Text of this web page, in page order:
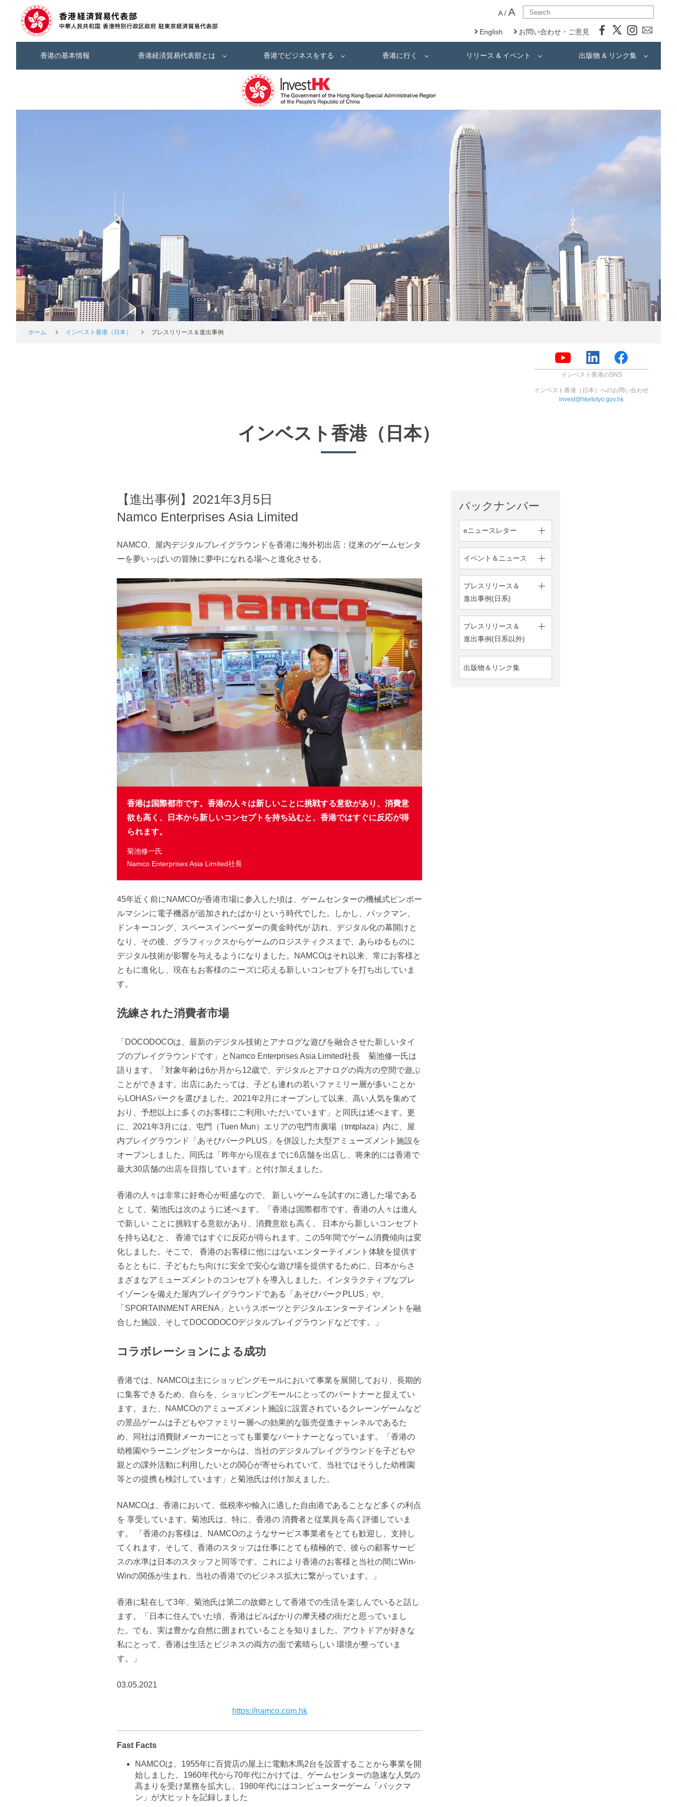
A/ A
English お問い合わせ・ご意見
香港の基本情報 香港経済貿易代表部とは 香港でビジネスをする 香港に行く リリース & イベント 出版物 & リンク集
ホーム インベスト香港（日本） プレスリリース＆進出事例
インベスト香港のSNS
インベスト香港（日本）へのお問い合わせ
invest@hketotyo.gov.hk
インベスト香港（日本）
バックナンバー
eニュースレター
イベント＆ニュース
プレスリリース＆
進出事例(日系)
プレスリリース＆
進出事例(日系以外)
出版物＆リンク集
【進出事例】2021年3月5日
Namco Enterprises Asia Limited
NAMCO、屋内デジタルプレイグラウンドを香港に海外初出店：従来のゲームセンタ
ーを夢いっぱいの冒険に夢中になれる場へと進化させる。
香港は国際都市です。香港の人々は新しいことに挑戦する意欲があり、消費意
欲も高く、日本から新しいコンセプトを持ち込むと、香港ではすぐに反応が得
られます。
菊池修一氏
Namco Enterprises Asia Limited社長
45年近く前にNAMCOが香港市場に参入した頃は、ゲームセンターの機械式ピンボー
ルマシンに電子機器が追加されたばかりという時代でした。しかし、パックマン、
ドンキーコング、スペースインベーダーの黄金時代が 訪れ、デジタル化の幕開けと
なり、その後、グラフィックスからゲームのロジスティクスまで、あらゆるものに
デジタル技術が影響を与えるようになりました。NAMCOはそれ以来、常にお客様と
ともに進化し、現在もお客様のニーズに応える新しいコンセプトを打ち出していま
す。
洗練された消費者市場
「DOCODOCOは、最新のデジタル技術とアナログな遊びを融合させた新しいタイ
プのプレイグラウンドです」とNamco Enterprises Asia Limited社長 菊池修一氏は
語ります。「対象年齢は6か月から12歳で、デジタルとアナログの両方の空間で遊ぶ
ことができます。出店にあたっては、子ども連れの若いファミリー層が多いことか
らLOHASパークを選びました。2021年2月にオープンして以来、高い人気を集めて
おり、予想以上に多くのお客様にご利用いただいています」と同氏は述べます。更
に、2021年3月には、屯門（Tuen Mun）エリアの屯門市廣場（tmtplaza）内に、屋
内プレイグラウンド「あそびパークPLUS」を併設した大型アミューズメント施設を
オープンしました。同氏は「昨年から現在までに6店舗を出店し、将来的には香港で
最大30店舗の出店を目指しています」と付け加えました。
香港の人々は非常に好奇心が旺盛なので、 新しいゲームを試すのに適した場である
と して、菊池氏は次のように述べます。「香港は国際都市です。香港の人々は進ん
で新しい ことに挑戦する意欲があり、消費意欲も高く、 日本から新しいコンセプト
を持ち込むと、 香港ではすぐに反応が得られます。この5年間でゲーム消費傾向は変
化しました。そこで、 香港のお客様に他にはないエンターテイメント体験を提供す
るとともに、子どもたち向けに安全で安心な遊び場を提供するために、日本からさ
まざまなアミューズメントのコンセプトを導入しました。インタラクティブなプレ
イゾーンを備えた屋内プレイグラウンドである「あそびパークPLUS」や、
「SPORTAINMENT ARENA」というスポーツとデジタルエンターテインメントを融
合した施設、そしてDOCODOCOデジタルプレイグラウンドなどです。」
コラボレーションによる成功
香港では、NAMCOは主にショッピングモールにおいて事業を展開しており、長期的
に集客できるため、自らを、ショッピングモールにとってのパートナーと捉えてい
ます。また、NAMCOのアミューズメント施設に設置されているクレーンゲームなど
の景品ゲームは子どもやファミリー層への効果的な販売促進チャンネルであるた
め、同社は消費財メーカーにとっても重要なパートナーとなっています。「香港の
幼稚園やラーニングセンターからは、当社のデジタルプレイグラウンドを子どもや
親との課外活動に利用したいとの関心が寄せられていて、当社ではそうした幼稚園
等との提携も検討しています」と菊池氏は付け加えました。
NAMCOは、香港において、低税率や輸入に適した自由港であることなど多くの利点
を 享受しています。菊池氏は、特に、香港の 消費者と従業員を高く評価していま
す。 「香港のお客様は、NAMCOのようなサービス事業者をとても歓迎し、支持し
てくれます。そして、香港のスタッフは仕事にとても積極的で、彼らの顧客サービ
スの水準は日本のスタッフと同等です。これにより香港のお客様と当社の間にWin-
Winの関係が生まれ、当社の香港でのビジネス拡大に繋がっています。」
香港に駐在して3年、菊池氏は第二の故郷として香港での生活を楽しんでいると話し
ます。「日本に住んでいた頃、香港はビルばかりの摩天楼の街だと思っていまし
た。でも、実は豊かな自然に囲まれていることを知りました。アウトドアが好きな
私にとって、香港は生活とビジネスの両方の面で素晴らしい 環境が整っていま
す。」
03.05.2021
https://namco.com.hk
Fast Facts
NAMCOは、1955年に百貨店の屋上に電動木馬2台を設置することから事業を開
始しました。1960年代から70年代にかけては、ゲームセンターの急速な人気の
高まりを受け業務を拡大し、1980年代にはコンピューターゲーム「パックマ
ン」が大ヒットを記録しました